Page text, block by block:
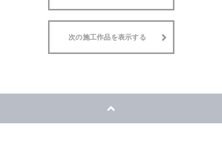
次の施工作品を表示する